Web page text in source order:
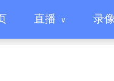
直播 录像